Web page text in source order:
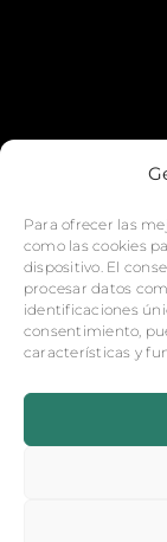
Para ofrecer las
como las cookies
dispositivo. El
procesar datos
identificaciones
consentimiento,
características y